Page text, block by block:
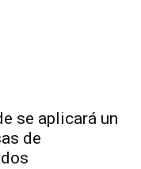
se aplicará un
de